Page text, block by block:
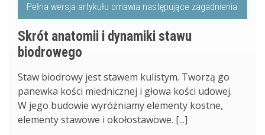
Pełna wersja artykułu omawia następujące zagadnienia:
Skrót anatomii i dynamiki stawu
biodrowego
Staw biodrowy jest stawem kulistym. Tworzą go
panewka kości miednicznej i głowa kości udowej.
W jego budowie wyróżniamy elementy kostne,
elementy stawowe i okołostawowe. [...]